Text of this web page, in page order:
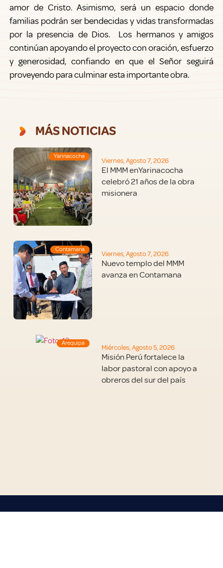
amor de Cristo. Asimismo, será un espacio donde
familias podrán ser bendecidas y vidas transformadas
por la presencia de Dios. Los hermanos y amigos
continúan apoyando el proyecto con oración, esfuerzo
y generosidad, confiando en que el Señor seguirá
proveyendo para culminar esta importante obra.
MÁS NOTICIAS
Yarinacocha
Viernes, Agosto 7, 2026
El MMM enYarinacocha
celebró 21 años de la obra
misionera
Contamana
Viernes, Agosto 7, 2026
Nuevo templo del MMM
avanza en Contamana
Arequipa
Miércoles, Agosto 5, 2026
Misión Perú fortalece la
labor pastoral con apoyo a
obreros del sur del país